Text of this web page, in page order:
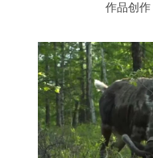
作品创作